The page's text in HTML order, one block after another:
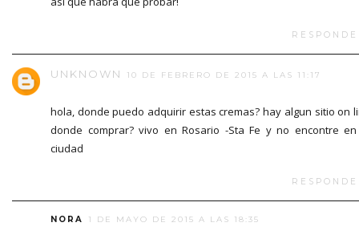
UNKNOWN 10 DE FEBRERO DE 2015 A LAS 11:17
hola, donde puedo adquirir estas cremas? hay algun sitio on
donde comprar? vivo en Rosario -Sta Fe y no encontre
ciudad
NORA 1 DE MAYO DE 2015 A LAS 18:35